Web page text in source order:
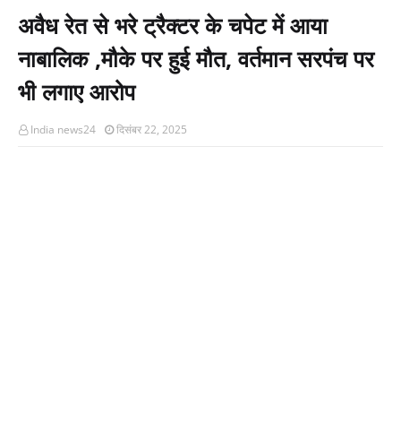
अवैध रेत से भरे ट्रैक्टर के चपेट में आया
नाबालिक ,मौके पर हुई मौत, वर्तमान सरपंच पर
भी लगाए आरोप
India news24 दिसंबर 22, 2025